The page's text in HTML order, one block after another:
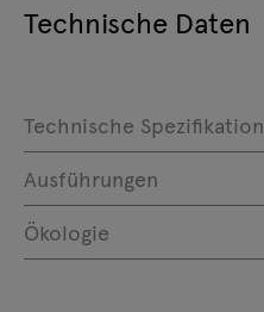
Technische Daten
Technische Spezifikation
Ausführungen
Ökologie